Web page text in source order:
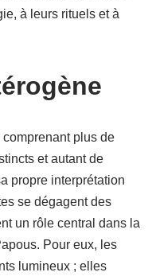
à leurs rituels et à
plus de
et autant de
propre interprétation
se dégagent des
un rôle central dans la
Pour eux, les
lumineux ; elles